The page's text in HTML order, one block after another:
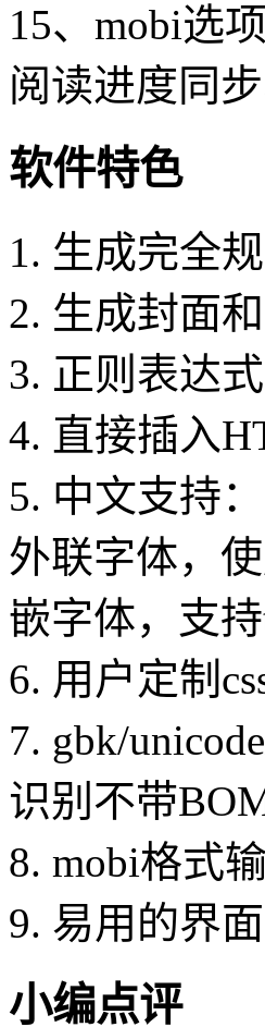
15、mobi选
阅读进度同
软件特色
1. 生成完全
2. 生成封面
3. 正则表达
4. 直接插入
5. 中文支持：
外联字体，
嵌字体，支
6. 用户定制
7. gbk/
识别不带
8. mobi格式
9. 易用的界面
小编点评